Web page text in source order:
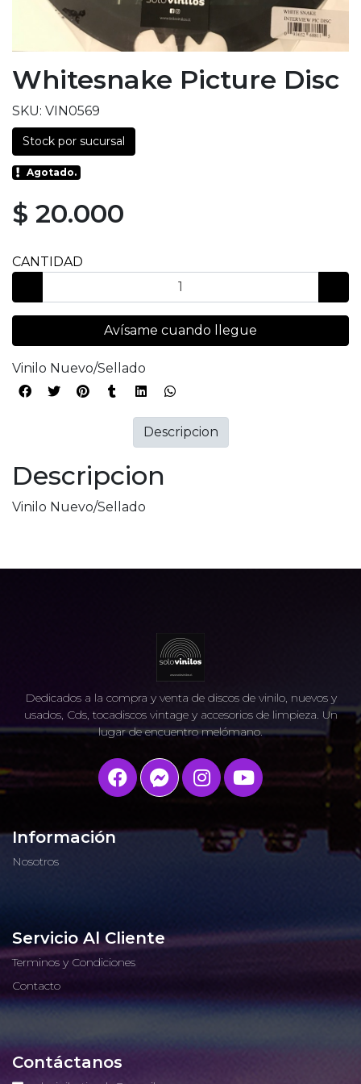
Whitesnake Picture Disc
SKU: VIN0569
Stock por sucursal
Agotado.
$ 20.000
CANTIDAD
Avísame cuando llegue
Vinilo Nuevo/Sellado
Descripcion
Vinilo Nuevo/Sellado
Descripcion
Dedicados a la compra y venta de discos de vinilo, nuevos y
usados, Cds, tocadiscos vintage y accesorios de limpieza. Un
lugar de encuentro melómano.
Información
Nosotros
Servicio Al Cliente
Terminos y Condiciones
Contacto
Contáctanos